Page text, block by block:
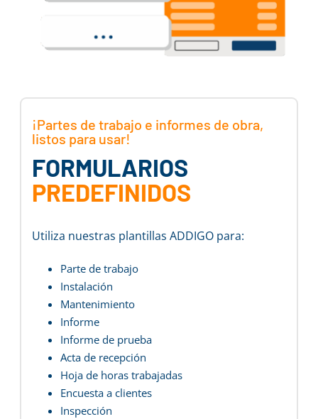
¡Partes de trabajo e informes de obra,
listos para usar!
FORMULARIOS
PREDEFINIDOS
Utiliza nuestras plantillas ADDIGO para:
Parte de trabajo
Instalación
Mantenimiento
Informe
Informe de prueba
Acta de recepción
Hoja de horas trabajadas
Encuesta a clientes
Inspección